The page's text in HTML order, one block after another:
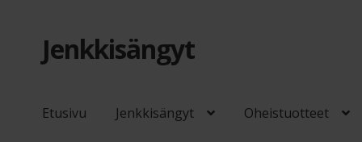
Siirry
navigointiin
Siirry
sisältöön
Jenkkisängyt
Etusivu Jenkkisängyt Oheistuotteet